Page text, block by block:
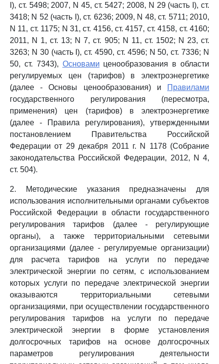
I), ст. 5498; 2007, N 45, ст. 5427; 2008, N 29 (часть I), ст.
3418; N 52 (часть I), ст. 6236; 2009, N 48, ст. 5711; 2010,
N 11, ст. 1175; N 31, ст. 4156, ст. 4157, ст. 4158, ст. 4160;
2011, N 1, ст. 13; N 7, ст. 905; N 11, ст. 1502; N 23, ст.
3263; N 30 (часть I), ст. 4590, ст. 4596; N 50, ст. 7336; N
50, ст. 7343), Основами ценообразования в области
регулируемых цен (тарифов) в электроэнергетике
(далее - Основы ценообразования) и
Правилами
государственного регулирования (пересмотра,
применения) цен (тарифов) в электроэнергетике
(далее - Правила регулирования), утвержденными
постановлением Правительства Российской
Федерации от 29 декабря 2011 г. N 1178 (Собрание
законодательства Российской Федерации, 2012, N 4,
ст. 504).
2. Методические указания предназначены для
использования исполнительными органами субъектов
Российской Федерации в области государственного
регулирования тарифов (далее - регулирующие
органы), а также территориальными сетевыми
организациями (далее - регулируемые организации)
для расчета тарифов на услуги по передаче
электрической энергии по сетям, с использованием
которых услуги по передаче электрической энергии
оказываются территориальными сетевыми
организациями, при осуществлении государственного
регулирования тарифов на услуги по передаче
электрической энергии в форме установления
долгосрочных тарифов на основе долгосрочных
параметров регулирования деятельности